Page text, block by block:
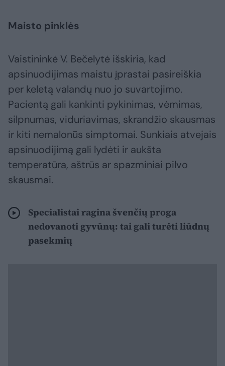
Maisto pinklės
Vaistininkė V. Bečelytė išskiria, kad
apsinuodijimas maistu įprastai pasireiškia
per keletą valandų nuo jo suvartojimo.
Pacientą gali kankinti pykinimas, vėmimas,
silpnumas, viduriavimas, skrandžio skausmas
ir kiti nemalonūs simptomai. Sunkiais atvejais
apsinuodijimą gali lydėti ir aukšta
temperatūra, aštrūs ar spazminiai pilvo
skausmai.
Specialistai ragina švenčių proga
nedovanoti gyvūnų: tai gali turėti liūdnų
pasekmių